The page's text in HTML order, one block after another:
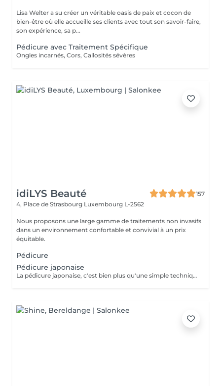
Lisa Welter a su créer un véritable oasis de paix et cocon de
bien-être où elle accueille ses clients avec tout son savoir-faire,
son expérience, sa p...
Pédicure avec Traitement Spécifique
Ongles incarnés, Cors, Callosités sévères
idiLYS Beauté
157
4, Place de Strasbourg Luxembourg L-2562
Nous proposons une large gamme de traitements non invasifs
dans un environnement confortable et convivial à un prix
équitable.
Pédicure
Pédicure japonaise
La pédicure japonaise, c'est bien plus qu'une simple technique de soin des ongles. Le but, c'est vraiment de redonner de l'éclat et de la vitalité aux ongles. Des ingrédients naturels sont utilisés pour chouchouter les ongles et mettre en valeur leur beauté innée : - on nourrit et on renforce les ongles avec des produits comme la cire d'abeille, le lait de riz et le soja. - on utilise des outils spécifiques et des techniques toutes douces, comme un polissage délicat et l'application de pâtes riches en nutriments.